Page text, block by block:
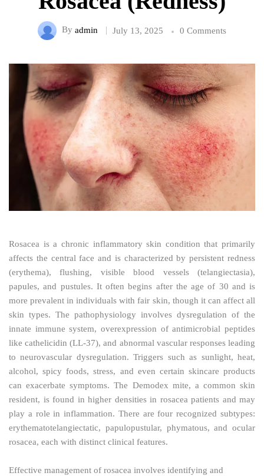
By admin July 13, 2025 0 Comments
Rosacea is a chronic inflammatory skin condition that primarily
affects the central face and is characterized by persistent redness
(erythema), flushing, visible blood vessels (telangiectasia),
papules, and pustules. It often begins after the age of 30 and is
more prevalent in individuals with fair skin, though it can affect all
skin types. The pathophysiology involves dysregulation of the
innate immune system, overexpression of antimicrobial peptides
like cathelicidin (LL-37), and abnormal vascular responses leading
to neurovascular dysregulation. Triggers such as sunlight, heat,
alcohol, spicy foods, stress, and even certain skincare products
can exacerbate symptoms. The Demodex mite, a common skin
resident, is found in higher densities in rosacea patients and may
play a role in inflammation. There are four recognized subtypes:
erythematotelangiectatic, papulopustular, phymatous, and ocular
rosacea, each with distinct clinical features.
Effective management of rosacea involves identifying and